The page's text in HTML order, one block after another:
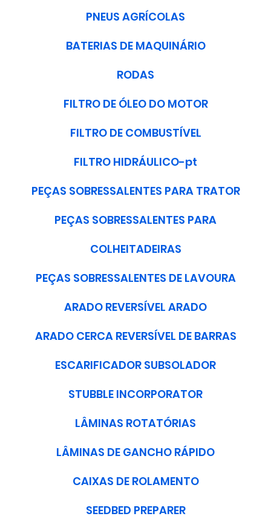
PNEUS AGRÍCOLAS
BATERIAS DE MAQUINÁRIO
RODAS
FILTRO DE ÓLEO DO MOTOR
FILTRO DE COMBUSTÍVEL
FILTRO HIDRÁULICO-pt
PEÇAS SOBRESSALENTES PARA TRATOR
PEÇAS SOBRESSALENTES PARA
COLHEITADEIRAS
PEÇAS SOBRESSALENTES DE LAVOURA
ARADO REVERSÍVEL ARADO
ARADO CERCA REVERSÍVEL DE BARRAS
ESCARIFICADOR SUBSOLADOR
STUBBLE INCORPORATOR
LÂMINAS ROTATÓRIAS
LÂMINAS DE GANCHO RÁPIDO
CAIXAS DE ROLAMENTO
SEEDBED PREPARER